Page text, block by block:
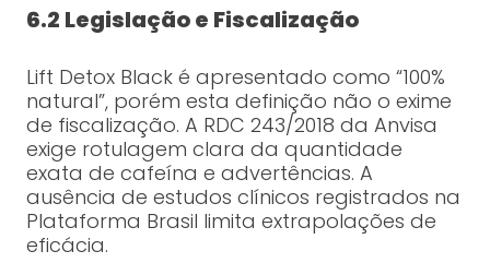
6.2 Legislação e Fiscalização
Lift Detox Black é apresentado como “100%
natural”, porém esta definição não o exime
de fiscalização. A RDC 243/2018 da Anvisa
exige rotulagem clara da quantidade
exata de cafeína e advertências. A
ausência de estudos clínicos registrados na
Plataforma Brasil limita extrapolações de
eficácia.